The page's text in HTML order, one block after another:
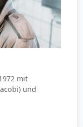
mit
und